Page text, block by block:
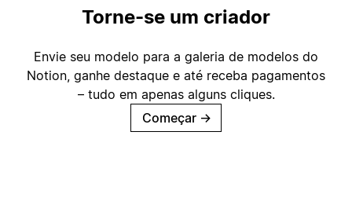
Torne-se um criador
Envie seu modelo para a galeria de modelos do
Notion, ganhe destaque e até receba pagamentos
– tudo em apenas alguns cliques.
Começar →